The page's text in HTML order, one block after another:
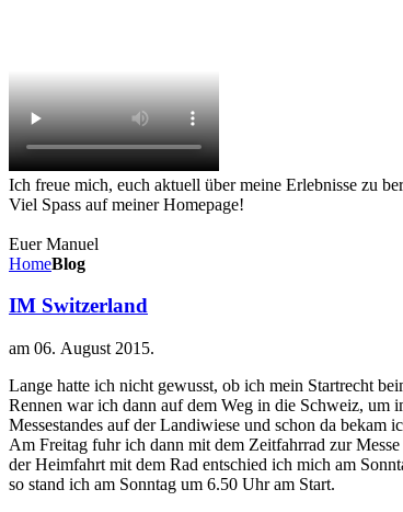
Ich freue mich, euch aktuell über meine Erlebnisse zu
Viel Spass auf meiner Homepage!
Euer Manuel
HomeBlog
IM Switzerland
am 06. August 2015.
Lange hatte ich nicht gewusst, ob ich mein Startrecht
Rennen war ich dann auf dem Weg in die Schweiz, um
Messestandes auf der Landiwiese und schon da
Am Freitag fuhr ich dann mit dem Zeitfahrrad zur
der Heimfahrt mit dem Rad entschied ich mich am
so stand ich am Sonntag um 6.50 Uhr am Start.